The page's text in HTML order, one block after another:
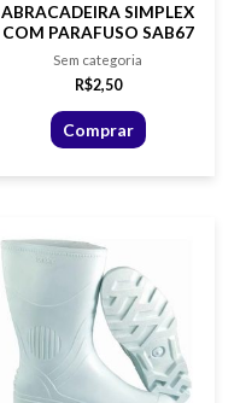
ABRACADEIRA SIMPLEX
COM PARAFUSO SAB67
Sem categoria
R$2,50
Comprar